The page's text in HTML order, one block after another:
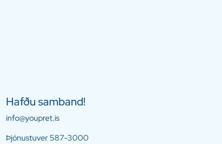
Hafðu samband!
info@youpret.is
Þjónustuver587-3000